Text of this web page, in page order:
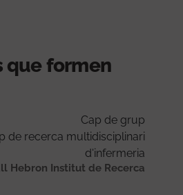
que formen
Cap de grup
de recerca multidisciplinari
d'infermeria
Hebron Institut de Recerca